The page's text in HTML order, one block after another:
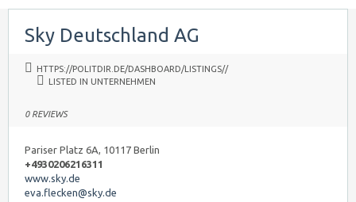
Sky Deutschland AG
HTTPS://POLITDIR.DE/DASHBOARD/LISTINGS//
LISTED IN UNTERNEHMEN
0 REVIEWS
Pariser Platz 6A, 10117 Berlin
+4930206216311
www.sky.de
eva.flecken@sky.de